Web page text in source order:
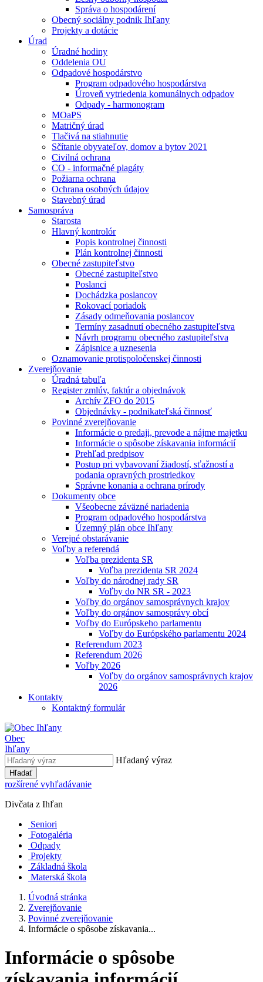
Správa o hospodárení
Obecný sociálny podnik Ihľany
Projekty a dotácie
Úrad
Úradné hodiny
Oddelenia OU
Odpadové hospodárstvo
Program odpadového hospodárstva
Úroveň vytriedenia komunálnych odpadov
Odpady - harmonogram
MOaPS
Matričný úrad
Tlačivá na stiahnutie
Sčítanie obyvateľov, domov a bytov 2021
Civilná ochrana
CO - informačné plagáty
Požiarna ochrana
Ochrana osobných údajov
Stavebný úrad
Samospráva
Starosta
Hlavný kontrolór
Popis kontrolnej činnosti
Plán kontrolnej činnosti
Obecné zastupiteľstvo
Obecné zastupiteľstvo
Poslanci
Dochádzka poslancov
Rokovací poriadok
Zásady odmeňovania poslancov
Termíny zasadnutí obecného zastupiteľstva
Návrh programu obecného zastupiteľstva
Zápisnice a uznesenia
Oznamovanie protispoločenskej činnosti
Zverejňovanie
Úradná tabuľa
Register zmlúv, faktúr a objednávok
Archív ZFO do 2015
Objednávky - podnikateľská činnosť
Povinné zverejňovanie
Informácie o predaji, prevode a nájme majetku
Informácie o spôsobe získavania informácií
Prehľad predpisov
Postup pri vybavovaní žiadostí, sťažností a
podania opravných prostriedkov
Správne konania a ochrana prírody
Dokumenty obce
Všeobecne záväzné nariadenia
Program odpadového hospodárstva
Územný plán obce Ihľany
Verejné obstarávanie
Voľby a referendá
Voľba prezidenta SR
Voľba prezidenta SR 2024
Voľby do národnej rady SR
Voľby do NR SR - 2023
Voľby do orgánov samosprávnych krajov
Voľby do orgánov samosprávy obcí
Voľby do Európskeho parlamentu
Voľby do Európského parlamentu 2024
Referendum 2023
Referendum 2026
Voľby 2026
Voľby do orgánov samosprávnych krajov
2026
Kontakty
Kontaktný formulár
Obec
Ihľany
Hľadaný výraz
Hľadať
rozšírené vyhľadávanie
Divčata z Ihľan
Seniori
Fotogaléria
Odpady
Projekty
Základná škola
Materská škola
Úvodná stránka
Zverejňovanie
Povinné zverejňovanie
Informácie o spôsobe získavania...
Informácie o spôsobe